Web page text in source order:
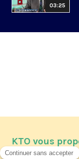
03:25
KTO vous